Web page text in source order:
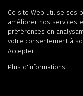
Dries
Ce site Web utilise ses
améliorer nos services
préférences en
votre consentement à
Accepter.
Plus d'informations